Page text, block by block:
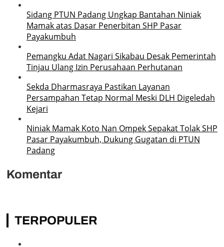
Sidang PTUN Padang Ungkap Bantahan Niniak
Mamak atas Dasar Penerbitan SHP Pasar
Payakumbuh
Pemangku Adat Nagari Sikabau Desak Pemerintah
Tinjau Ulang Izin Perusahaan Perhutanan
Sekda Dharmasraya Pastikan Layanan
Persampahan Tetap Normal Meski DLH Digeledah
Kejari
Niniak Mamak Koto Nan Ompek Sepakat Tolak SHP
Pasar Payakumbuh, Dukung Gugatan di PTUN
Padang
Komentar
TERPOPULER